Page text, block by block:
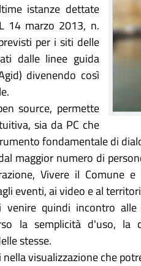
istanze dettate
14 marzo 2013, n.
per i siti delle
dalle linee guida
divenendo così
source, permette
sia da PC che
fondamentale di
maggior numero di
Vivere il Comune
eventi, ai video e al
quindi incontro alle
la semplicità d'uso, la
stesse.
visualizzazione che